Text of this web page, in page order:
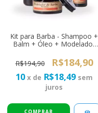
Kit para Barba - Shampoo +
Balm + Óleo + Modelador
R$194,90
R$184,90
10 x de R$18,49 sem
juros